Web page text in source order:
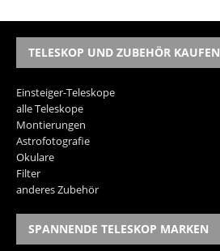
TELESKOP UND ZUBEHÖR KAUFEN
Einsteiger-Teleskope
alle Teleskope
Montierungen
Astrofotografie
Okulare
Filter
anderes Zubehör
SPANNENDE TELESKOP MARKEN